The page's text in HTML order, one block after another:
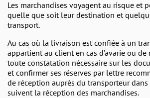
Les marchandises voyagent au risque et
quelle que soit leur destination et
transport.
Au cas où la livraison est confiée à un
appartient au client en cas d’avarie ou
toute constatation nécessaire sur les
et confirmer ses réserves par lettre
de réception auprès du transporteur
suivent la réception des marchandises.